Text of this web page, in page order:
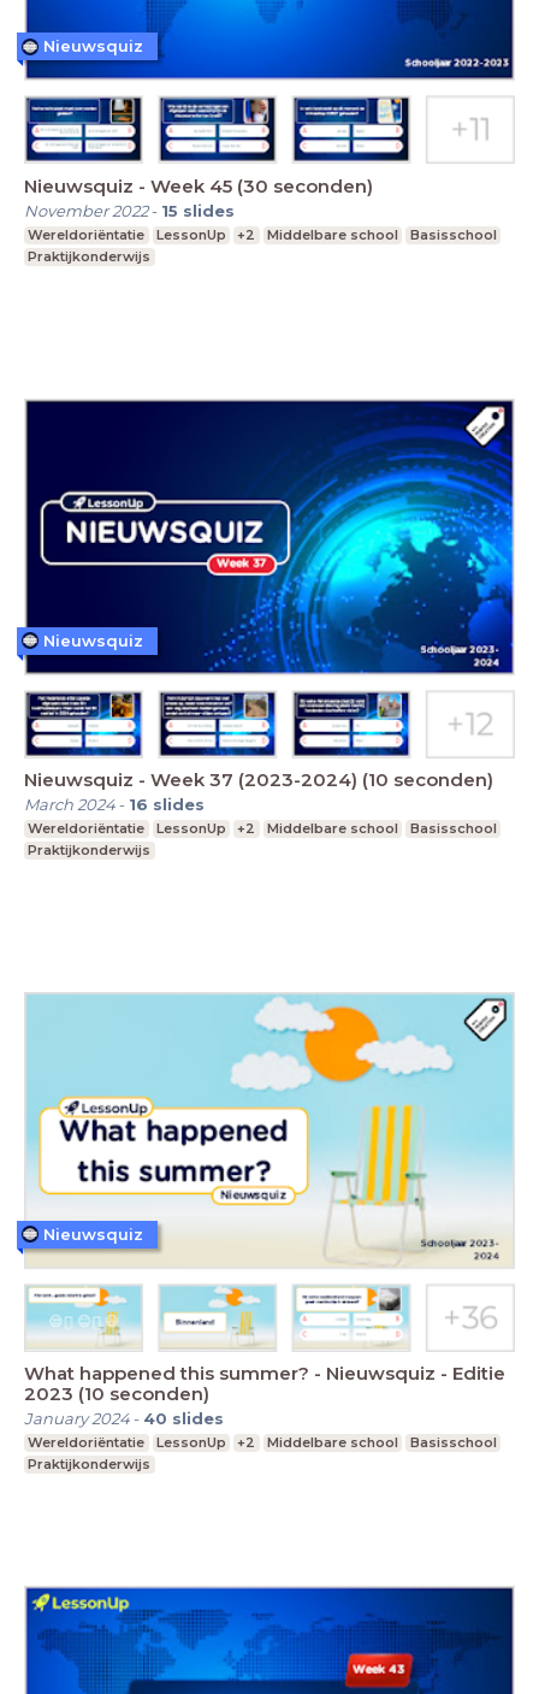
Nieuwsquiz - Week 45 (30 seconden)
November 2022- 15 slides
Wereldoriëntatie LessonUp +2 Middelbare school
Basisschool
Praktijkonderwijs
Nieuwsquiz
Nieuwsquiz - Week 37 (2023-2024) (10 seconden)
March 2024- 16 slides
Wereldoriëntatie LessonUp +2 Middelbare school
Basisschool
Praktijkonderwijs
Nieuwsquiz
What happened this summer? - Nieuwsquiz - Editie
2023 (10 seconden)
January 2024- 40 slides
Wereldoriëntatie LessonUp +2 Middelbare school
Basisschool
Praktijkonderwijs
Nieuwsquiz